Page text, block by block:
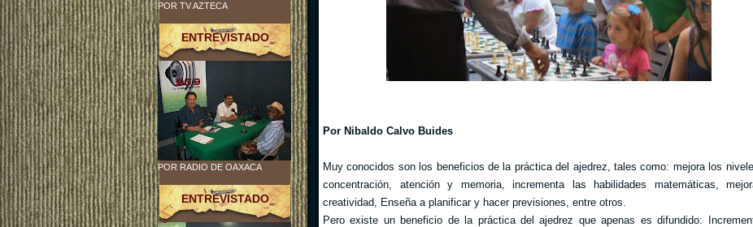
Por Nibaldo Calvo Buides
Muy conocidos son los beneficios de la práctica del ajedrez, tales como: mejora los
concentración, atención y memoria, incrementa las habilidades matemáticas,
creatividad, Enseña a planificar y hacer previsiones, entre otros.
Pero existe un beneficio de la práctica del ajedrez que apenas es difundido:
POR TV AZTECA
ENTREVISTADO
POR RADIO DE OAXACA
ENTREVISTADO